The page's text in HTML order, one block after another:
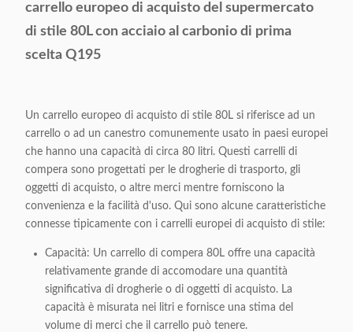
carrello europeo di acquisto del supermercato
di stile 80L con acciaio al carbonio di prima
scelta Q195
Un carrello europeo di acquisto di stile 80L si riferisce ad un
carrello o ad un canestro comunemente usato in paesi europei
che hanno una capacità di circa 80 litri. Questi carrelli di
compera sono progettati per le drogherie di trasporto, gli
oggetti di acquisto, o altre merci mentre forniscono la
convenienza e la facilità d'uso. Qui sono alcune caratteristiche
connesse tipicamente con i carrelli europei di acquisto di stile:
Capacità: Un carrello di compera 80L offre una capacità
relativamente grande di accomodare una quantità
significativa di drogherie o di oggetti di acquisto. La
capacità è misurata nei litri e fornisce una stima del
volume di merci che il carrello può tenere.